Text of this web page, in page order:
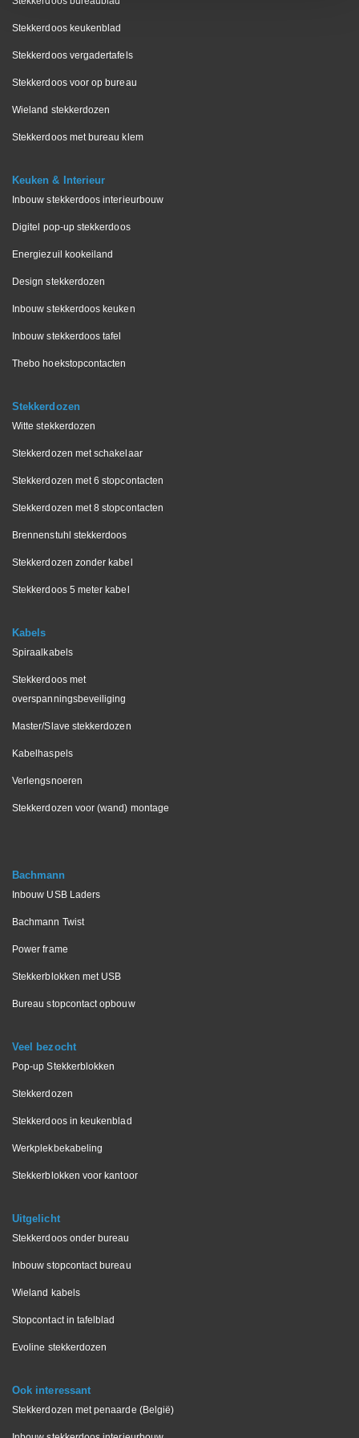
Stekkerdoos keukenblad
Stekkerdoos vergadertafels
Stekkerdoos voor op bureau
Wieland stekkerdozen
Stekkerdoos met bureau klem
Keuken & Interieur
Inbouw stekkerdoos interieurbouw
Digitel pop-up stekkerdoos
Energiezuil kookeiland
Design stekkerdozen
Inbouw stekkerdoos keuken
Inbouw stekkerdoos tafel
Thebo hoekstopcontacten
Stekkerdozen
Witte stekkerdozen
Stekkerdozen met schakelaar
Stekkerdozen met 6 stopcontacten
Stekkerdozen met 8 stopcontacten
Brennenstuhl stekkerdoos
Stekkerdozen zonder kabel
Stekkerdoos 5 meter kabel
Kabels
Spiraalkabels
Stekkerdoos met
overspanningsbeveiliging
Master/Slave stekkerdozen
Kabelhaspels
Verlengsnoeren
Stekkerdozen voor (wand) montage
Bachmann
Inbouw USB Laders
Bachmann Twist
Power frame
Stekkerblokken met USB
Bureau stopcontact opbouw
Veel bezocht
Pop-up Stekkerblokken
Stekkerdozen
Stekkerdoos in keukenblad
Werkplekbekabeling
Stekkerblokken voor kantoor
Uitgelicht
Stekkerdoos onder bureau
Inbouw stopcontact bureau
Wieland kabels
Stopcontact in tafelblad
Evoline stekkerdozen
Ook interessant
Stekkerdozen met penaarde (België)